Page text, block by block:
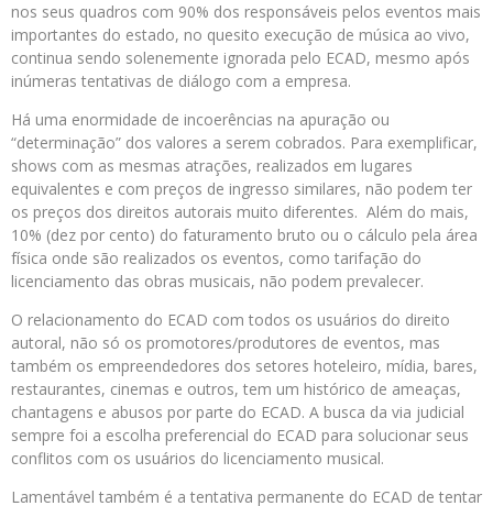
nos seus quadros com 90% dos responsáveis pelos eventos mais
importantes do estado, no quesito execução de música ao vivo,
continua sendo solenemente ignorada pelo ECAD, mesmo após
inúmeras tentativas de diálogo com a empresa.
Há uma enormidade de incoerências na apuração ou
“determinação” dos valores a serem cobrados. Para exemplificar,
shows com as mesmas atrações, realizados em lugares
equivalentes e com preços de ingresso similares, não podem ter
os preços dos direitos autorais muito diferentes. Além do mais,
10% (dez por cento) do faturamento bruto ou o cálculo pela área
física onde são realizados os eventos, como tarifação do
licenciamento das obras musicais, não podem prevalecer.
O relacionamento do ECAD com todos os usuários do direito
autoral, não só os promotores/produtores de eventos, mas
também os empreendedores dos setores hoteleiro, mídia, bares,
restaurantes, cinemas e outros, tem um histórico de ameaças,
chantagens e abusos por parte do ECAD. A busca da via judicial
sempre foi a escolha preferencial do ECAD para solucionar seus
conflitos com os usuários do licenciamento musical.
Lamentável também é a tentativa permanente do ECAD de tentar